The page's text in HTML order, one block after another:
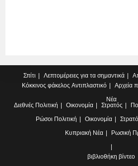
Σπίτι Λεπτομέρειες για τα σημαντικά
Κόκκινος φάκελος Αντιπλαστικό Αρχεία
Νέα
Διεθνές Πολιτική Οικονομία Στρατός
Ρώσοι Πολιτική Οικονομία
Κυπριακή Νέα Ρωσική
βιβλιοθήκη βίντεο